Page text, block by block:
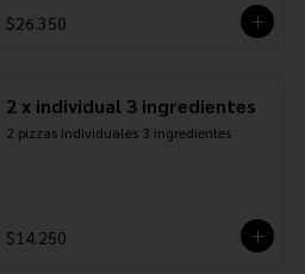
$26.350
2 x individual 3 ingredientes
2 pizzas individuales 3 ingredientes
$14.250